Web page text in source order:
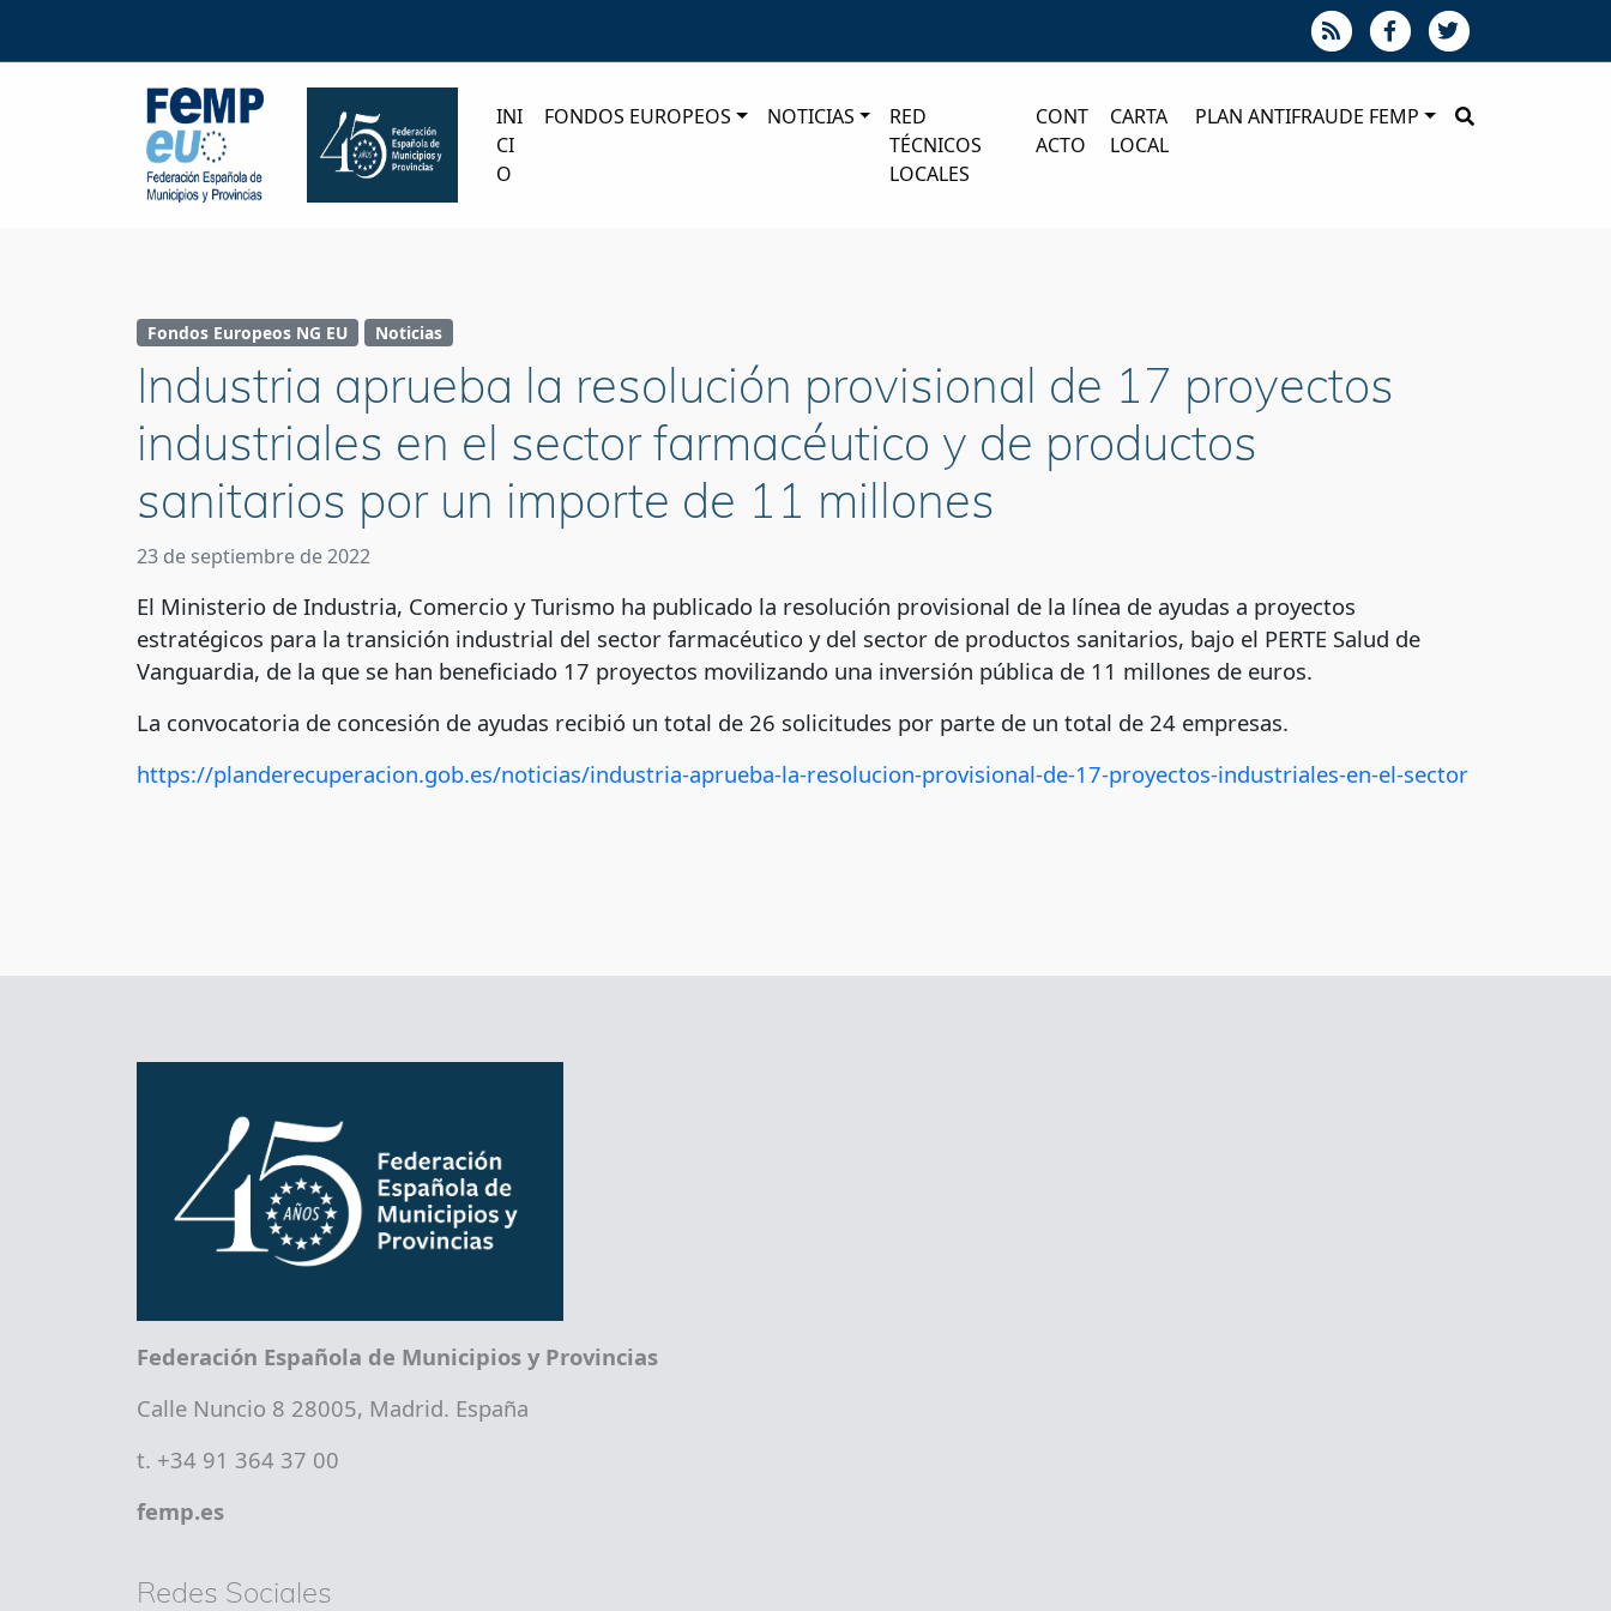
INI
CI
O
FONDOS EUROPEOS NOTICIAS
RED
TÉCNICOS
LOCALES
CONT
ACTO
CARTA
LOCAL
PLAN ANTIFRAUDE FEMP
Fondos Europeos NG EU Noticias
Industria aprueba la resolución provisional de 17 proyectos
industriales en el sector farmacéutico y de productos
sanitarios por un importe de 11 millones
23 de septiembre de 2022
El Ministerio de Industria, Comercio y Turismo ha publicado la resolución provisional de la línea de ayudas a proyectos
estratégicos para la transición industrial del sector farmacéutico y del sector de productos sanitarios, bajo el PERTE Salud de
Vanguardia, de la que se han beneficiado 17 proyectos movilizando una inversión pública de 11 millones de euros.
La convocatoria de concesión de ayudas recibió un total de 26 solicitudes por parte de un total de 24 empresas.
https://planderecuperacion.gob.es/noticias/industria-aprueba-la-resolucion-provisional-de-17-proyectos-industriales-en-el-sector
Federación Española de Municipios y Provincias
Calle Nuncio 8 28005, Madrid. España
t. +34 91 364 37 00
femp.es
Redes Sociales